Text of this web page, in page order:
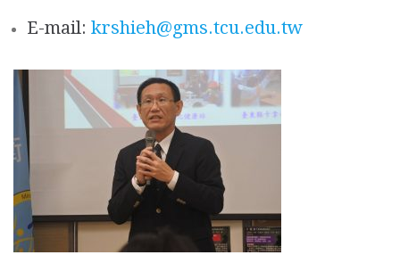
E-mail: krshieh@gms.tcu.edu.tw